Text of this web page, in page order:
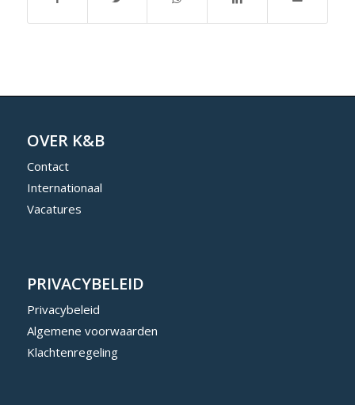
OVER K&B
Contact
Internationaal
Vacatures
PRIVACYBELEID
Privacybeleid
Algemene voorwaarden
Klachtenregeling